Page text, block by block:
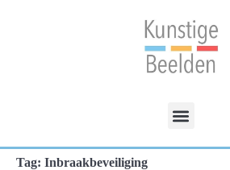
Tag: Inbraakbeveiliging